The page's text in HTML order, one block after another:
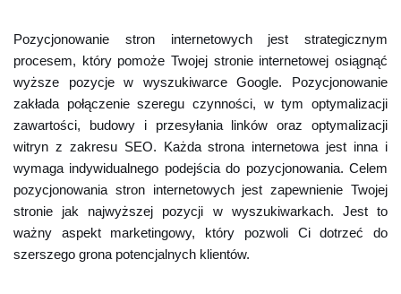
Pozycjonowanie stron internetowych jest strategicznym
procesem, który pomoże Twojej stronie internetowej osiągnąć
wyższe pozycje w wyszukiwarce Google. Pozycjonowanie
zakłada połączenie szeregu czynności, w tym optymalizacji
zawartości, budowy i przesyłania linków oraz optymalizacji
witryn z zakresu SEO. Każda strona internetowa jest inna i
wymaga indywidualnego podejścia do pozycjonowania. Celem
pozycjonowania stron internetowych jest zapewnienie Twojej
stronie jak najwyższej pozycji w wyszukiwarkach. Jest to
ważny aspekt marketingowy, który pozwoli Ci dotrzeć do
szerszego grona potencjalnych klientów.